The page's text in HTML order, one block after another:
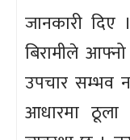
जानकारी दिए
बिरामीले
उपचार सम्भव
आधारमा ठूला